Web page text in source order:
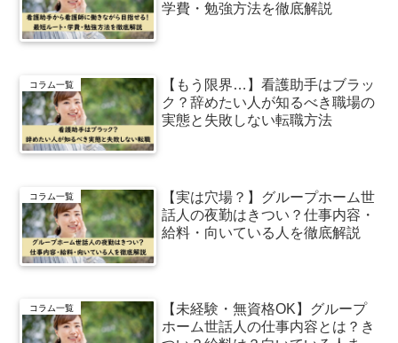
学費・勉強方法を徹底解説
コラム一覧
【もう限界…】看護助手はブラッ
ク？辞めたい人が知るべき職場の
実態と失敗しない転職方法
コラム一覧
【実は穴場？】グループホーム世
話人の夜勤はきつい？仕事内容・
給料・向いている人を徹底解説
コラム一覧
【未経験・無資格OK】グループ
ホーム世話人の仕事内容とは？き